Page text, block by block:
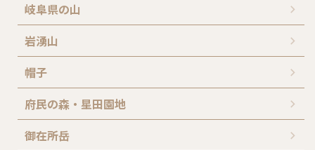
岐阜県の山
岩湧山
帽子
府民の森・星田園地
御在所岳